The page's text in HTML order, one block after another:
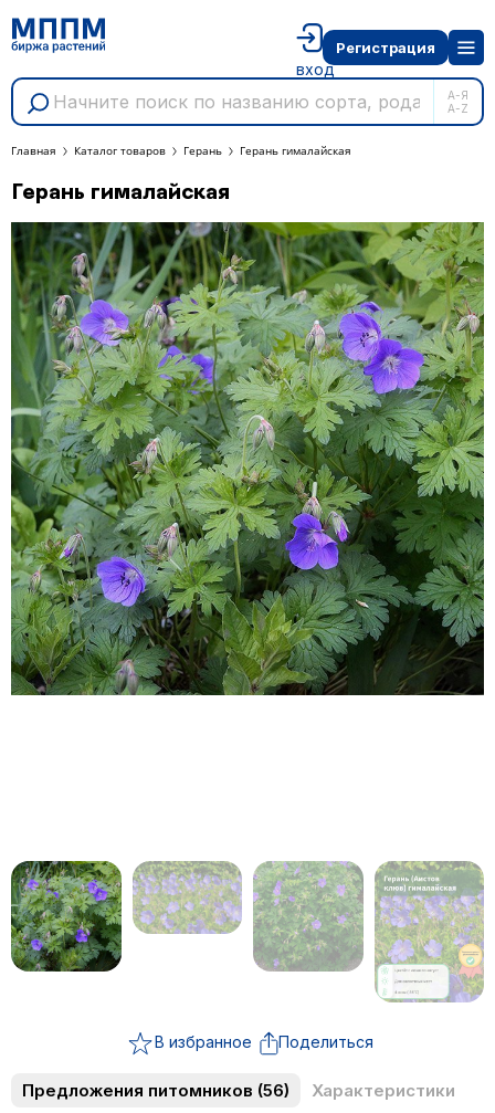
А-Я
A-Z
вход
Регистрация
Главная Каталог товаров Герань Герань гималайская
Герань гималайская
В избранное Поделиться
Предложения питомников (56)
Характеристики